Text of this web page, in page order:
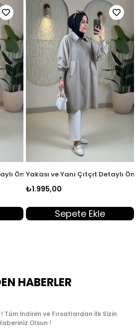
Fermuarlı Kadın Giyçık Kap Siyah
Yakası ve Yanı Çıtçıt Detaylı Önü
₺1.995,00
Sepete Ekle
HABERLER
Tüm İndirim ve Fırsatlardan İlk Sizin
Olsun !